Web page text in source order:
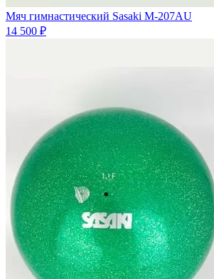
Мяч гимнастический Sasaki M-207AU
14 500 ₽